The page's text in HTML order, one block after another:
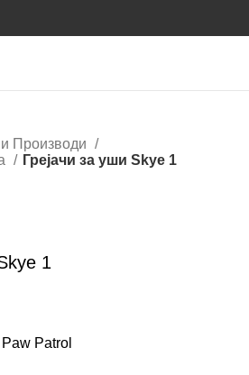
Производи
Грејачи за уши Skye 1
1
Patrol